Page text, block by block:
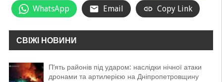
WhatsApp Email Copy Link
СВІЖІ НОВИНИ
П’ять районів під ударом: наслідки нічної атаки
дронами та артилерією на Дніпропетровщину